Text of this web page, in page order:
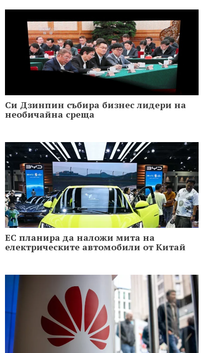
Си Дзинпин събира бизнес лидери на
необичайна среща
ЕС планира да наложи мита на
електрическите автомобили от Китай